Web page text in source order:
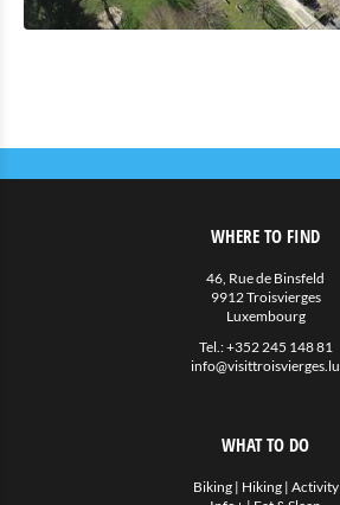
WHERE TO FIND
46, Rue de Binsfeld
9912 Troisvierges
Luxembourg
Tel.:+352 245 148 81
info@visittroisvierges.lu
WHAT TO DO
Biking| Hiking| Activity